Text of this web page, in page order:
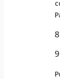
8
9